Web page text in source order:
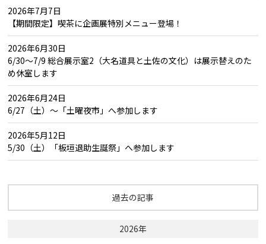
2026年7月7日
【期間限定】喫茶に企画展特別メニュー登場！
2026年6月30日
6/30～7/9 総合展示室2（大名道具と土佐の文化）は展示替えのた
め休室します
2026年6月24日
6/27（土）～「土曜夜市」へ参加します
2026年5月12日
5/30（土）「板垣退助生誕祭」へ参加します
過去の記事
2026年